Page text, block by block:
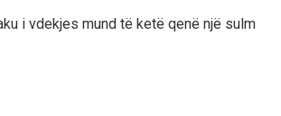
i vdekjes mund të ketë qenë një sulm